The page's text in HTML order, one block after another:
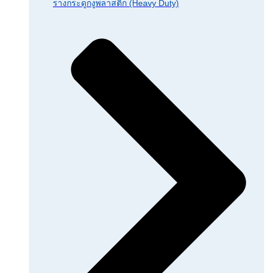
รางกระดูกงูพลาสติก (Heavy Duty)